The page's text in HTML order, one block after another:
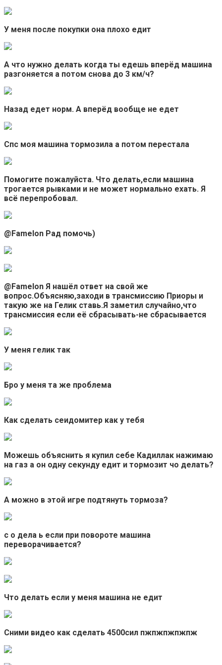
У меня после покупки она плохо едит
А что нужно делать когда ты едешь вперёд машина
разгоняется а потом снова до 3 км/ч?
Назад едет норм. А вперёд вообще не едет
Спс моя машина тормозила а потом перестала
Помогите пожалуйста. Что делать,если машина
трогается рывками и не может нормально ехать. Я
всё перепробовал.
@Famelon Рад помочь)
@Famelon Я нашёл ответ на свой же
вопрос.Объясняю,заходи в трансмиссию Приоры и
такую же на Гелик ставь.Я заметил случайно,что
трансмиссия если её сбрасывать-не сбрасывается
У меня гелик так
Бро у меня та же проблема
Как сделать сеидомитер как у тебя
Можешь объяснить я купил себе Кадиллак нажимаю
на газ а он одну секунду едит и тормозит чо делать?
А можно в этой игре подтянуть тормоза?
с о дела ь если при повороте машина
переворачивается?
Что делать если у меня машина не едит
Сними видео как сделать 4500сил пжпжпжпжпж